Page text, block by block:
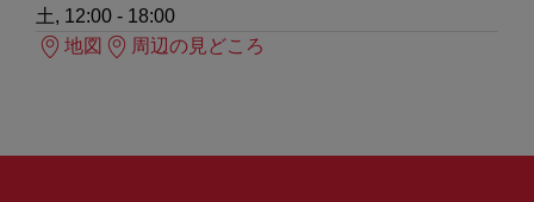
土, 12:00 - 18:00
地図
周辺の見どころ